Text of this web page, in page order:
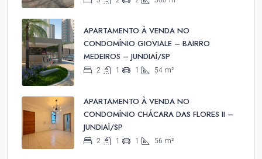
APARTAMENTO À VENDA NO
CONDOMÍNIO GIOVIALE – BAIRRO
MEDEIROS – JUNDIAÍ/SP
2 1 1 54 m²
APARTAMENTO À VENDA NO
CONDOMÍNIO CHÁCARA DAS FLORES II –
JUNDIAÍ/SP
2 1 1 56 m²